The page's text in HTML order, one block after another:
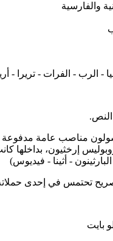
- الرب - الفرات -
مناصب عامة مدفوعة
- أثينا - فيديوس)
تحتمس في إحدى